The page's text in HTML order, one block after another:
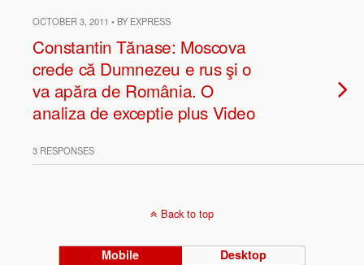
OCTOBER 3, 2011 • BY EXPRESS
Constantin Tănase: Moscova
crede că Dumnezeu e rus şi o
va apăra de România. O
analiza de exceptie plus Video
3 RESPONSES
Back to top
Mobile Desktop